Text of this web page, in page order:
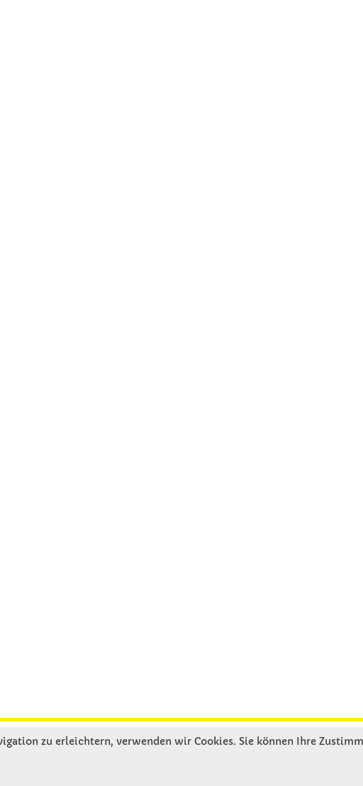
zu erleichtern, verwenden wir Cookies. Sie können Ihre